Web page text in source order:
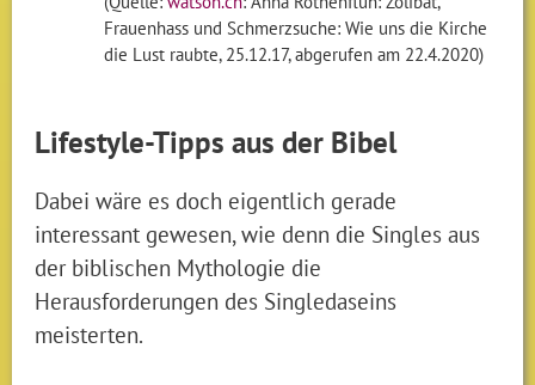
Frauenhass und Schmerzsuche: Wie uns die Kirche
die Lust raubte, 25.12.17, abgerufen am 22.4.2020)
Lifestyle-Tipps aus der Bibel
Dabei wäre es doch eigentlich gerade
interessant gewesen, wie denn die Singles aus
der biblischen Mythologie die
Herausforderungen des Singledaseins
meisterten.